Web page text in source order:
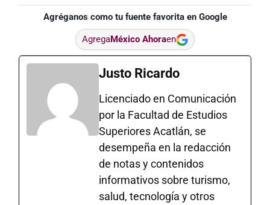
Agréganos como tu fuente favorita en Google
AgregaMéxico Ahoraen
Justo Ricardo
Licenciado en Comunicación
por la Facultad de Estudios
Superiores Acatlán, se
desempeña en la redacción
de notas y contenidos
informativos sobre turismo,
salud, tecnología y otros